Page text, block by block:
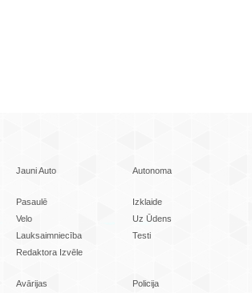
Jauni Auto Autonoma
Pasaulē
Izklaide
Velo
Uz Ūdens
Lauksaimniecība
Testi
Redaktora Izvēle
Avārijas
Policija